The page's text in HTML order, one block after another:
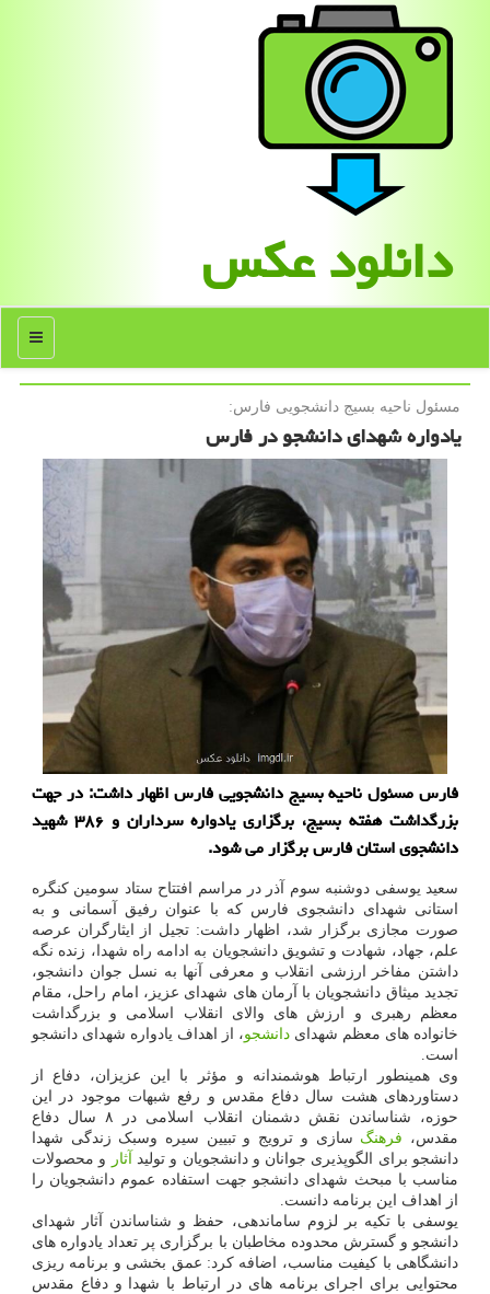
دانلود عكس
منو
مسئول ناحیه بسیج دانشجویی فارس:
یادواره شهدای دانشجو در فارس
فارس مسئول ناحیه بسیج دانشجویی فارس اظهار داشت: در جهت
بزرگداشت هفته بسیج، برگزاری یادواره سرداران و ۳۸۶ شهید
دانشجوی استان فارس برگزار می شود.
سعید یوسفی دوشنبه سوم آذر در مراسم افتتاح ستاد سومین کنگره
استانی شهدای دانشجوی فارس که با عنوان رفیق آسمانی و به
صورت مجازی برگزار شد، اظهار داشت: تجیل از ایثارگران عرصه
علم، جهاد، شهادت و تشویق دانشجویان به ادامه راه شهدا، زنده نگه
داشتن مفاخر ارزشی انقلاب و معرفی آنها به نسل جوان دانشجو،
تجدید میثاق دانشجویان با آرمان های شهدای عزیز، امام راحل، مقام
معظم رهبری و ارزش های والای انقلاب اسلامی و بزرگداشت
خانواده های معظم شهدای دانشجو، از اهداف یادواره شهدای دانشجو
است.
وی همینطور ارتباط هوشمندانه و مؤثر با این عزیزان، دفاع از
دستاوردهای هشت سال دفاع مقدس و رفع شبهات موجود در این
حوزه، شناساندن نقش دشمنان انقلاب اسلامی در ۸ سال دفاع
مقدس، فرهنگ سازی و ترویج و تبیین سیره وسبک زندگی شهدا
دانشجو برای الگوپذیری جوانان و دانشجویان و تولید
آثار
و محصولات
مناسب با مبحث شهدای دانشجو جهت استفاده عموم دانشجویان را
از اهداف این برنامه دانست.
یوسفی با تکیه بر لزوم ساماندهی، حفظ و شناساندن آثار شهدای
دانشجو و گسترش محدوده مخاطبان با برگزاری پر تعداد یادواره های
دانشگاهی با کیفیت مناسب، اضافه کرد: عمق بخشی و برنامه ریزی
محتوایی برای اجرای برنامه های در ارتباط با شهدا و دفاع مقدس